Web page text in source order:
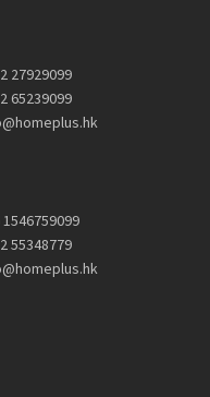
27929099
65239099
1546759099
55348779